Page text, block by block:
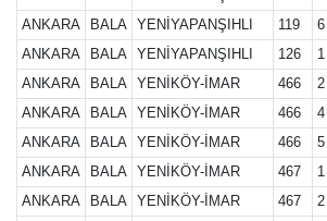
ANKARA
BALA YENİYAPANŞIHLI 119 6
ANKARA
BALA YENİYAPANŞIHLI 126 1
ANKARA
BALA YENİKÖY-İMAR 466 2
ANKARA
BALA YENİKÖY-İMAR 466 4
ANKARA
BALA YENİKÖY-İMAR 466 5
ANKARA
BALA YENİKÖY-İMAR 467 1
ANKARA
BALA YENİKÖY-İMAR 467 2